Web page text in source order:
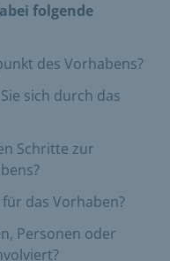
folgende
des Vorhabens?
sich durch das
Schritte zur
das Vorhaben?
Personen oder